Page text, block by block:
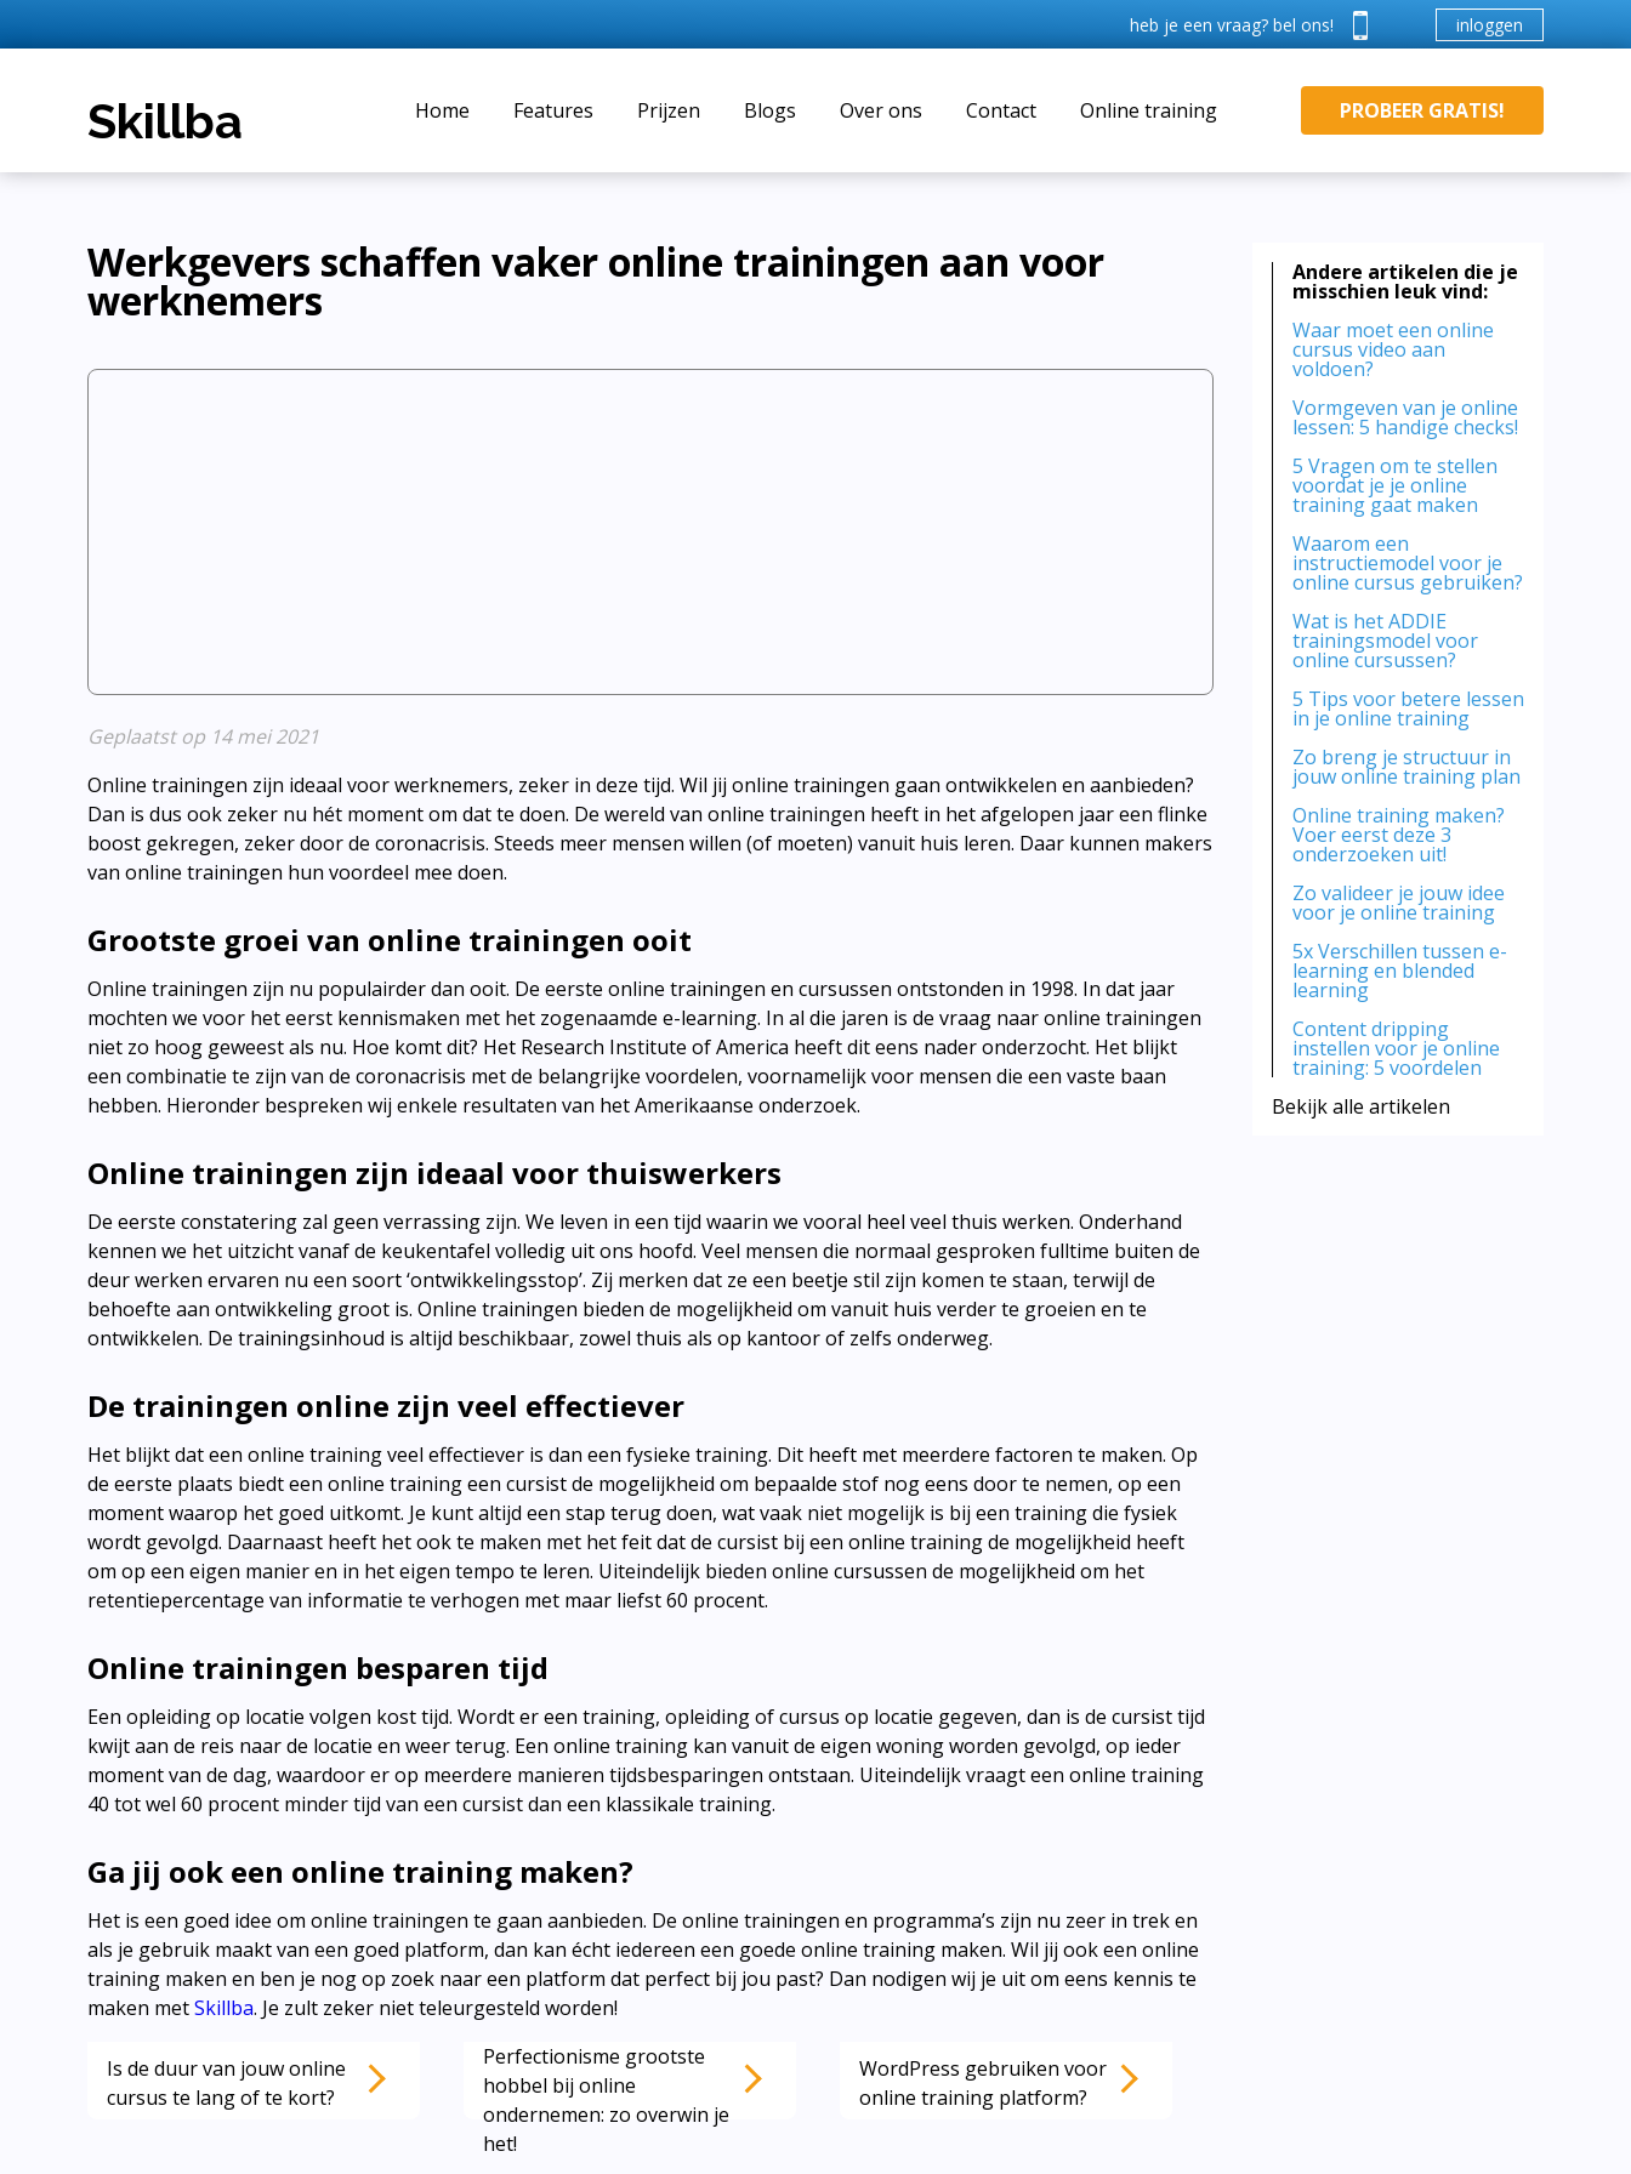
heb je een vraag? bel ons! inloggen
Home Features Prijzen Blogs Over ons Contact Online training PROBEER GRATIS!
Andere artikelen die je
misschien leuk vind:
Waar moet een online
cursus video aan
voldoen?
Vormgeven van je online
lessen: 5 handige checks!
5 Vragen om te stellen
voordat je je online
training gaat maken
Waarom een
instructiemodel voor je
online cursus gebruiken?
Wat is het ADDIE
trainingsmodel voor
online cursussen?
5 Tips voor betere lessen
in je online training
Zo breng je structuur in
jouw online training plan
Online training maken?
Voer eerst deze 3
onderzoeken uit!
Zo valideer je jouw idee
voor je online training
5x Verschillen tussen e-
learning en blended
learning
Content dripping
instellen voor je online
training: 5 voordelen
Bekijk alle artikelen
Werkgevers schaffen vaker online trainingen aan voor
werknemers
Geplaatst op 14 mei 2021
Online trainingen zijn ideaal voor werknemers, zeker in deze tijd. Wil jij online trainingen gaan ontwikkelen en aanbieden?
Dan is dus ook zeker nu hét moment om dat te doen. De wereld van online trainingen heeft in het afgelopen jaar een flinke
boost gekregen, zeker door de coronacrisis. Steeds meer mensen willen (of moeten) vanuit huis leren. Daar kunnen makers
van online trainingen hun voordeel mee doen.
Grootste groei van online trainingen ooit
Online trainingen zijn nu populairder dan ooit. De eerste online trainingen en cursussen ontstonden in 1998. In dat jaar
mochten we voor het eerst kennismaken met het zogenaamde e-learning. In al die jaren is de vraag naar online trainingen
niet zo hoog geweest als nu. Hoe komt dit? Het Research Institute of America heeft dit eens nader onderzocht. Het blijkt
een combinatie te zijn van de coronacrisis met de belangrijke voordelen, voornamelijk voor mensen die een vaste baan
hebben. Hieronder bespreken wij enkele resultaten van het Amerikaanse onderzoek.
Online trainingen zijn ideaal voor thuiswerkers
De eerste constatering zal geen verrassing zijn. We leven in een tijd waarin we vooral heel veel thuis werken. Onderhand
kennen we het uitzicht vanaf de keukentafel volledig uit ons hoofd. Veel mensen die normaal gesproken fulltime buiten de
deur werken ervaren nu een soort ‘ontwikkelingsstop’. Zij merken dat ze een beetje stil zijn komen te staan, terwijl de
behoefte aan ontwikkeling groot is. Online trainingen bieden de mogelijkheid om vanuit huis verder te groeien en te
ontwikkelen. De trainingsinhoud is altijd beschikbaar, zowel thuis als op kantoor of zelfs onderweg.
De trainingen online zijn veel effectiever
Het blijkt dat een online training veel effectiever is dan een fysieke training. Dit heeft met meerdere factoren te maken. Op
de eerste plaats biedt een online training een cursist de mogelijkheid om bepaalde stof nog eens door te nemen, op een
moment waarop het goed uitkomt. Je kunt altijd een stap terug doen, wat vaak niet mogelijk is bij een training die fysiek
wordt gevolgd. Daarnaast heeft het ook te maken met het feit dat de cursist bij een online training de mogelijkheid heeft
om op een eigen manier en in het eigen tempo te leren. Uiteindelijk bieden online cursussen de mogelijkheid om het
retentiepercentage van informatie te verhogen met maar liefst 60 procent.
Online trainingen besparen tijd
Een opleiding op locatie volgen kost tijd. Wordt er een training, opleiding of cursus op locatie gegeven, dan is de cursist tijd
kwijt aan de reis naar de locatie en weer terug. Een online training kan vanuit de eigen woning worden gevolgd, op ieder
moment van de dag, waardoor er op meerdere manieren tijdsbesparingen ontstaan. Uiteindelijk vraagt een online training
40 tot wel 60 procent minder tijd van een cursist dan een klassikale training.
Ga jij ook een online training maken?
Het is een goed idee om online trainingen te gaan aanbieden. De online trainingen en programma’s zijn nu zeer in trek en
als je gebruik maakt van een goed platform, dan kan écht iedereen een goede online training maken. Wil jij ook een online
training maken en ben je nog op zoek naar een platform dat perfect bij jou past? Dan nodigen wij je uit om eens kennis te
maken metSkillba. Je zult zeker niet teleurgesteld worden!
Lees ook deze artikelen:
Is de duur van jouw online
cursus te lang of te kort?
Perfectionisme grootste
hobbel bij online
ondernemen: zo overwin je
het!
WordPress gebruiken voor
online training platform?